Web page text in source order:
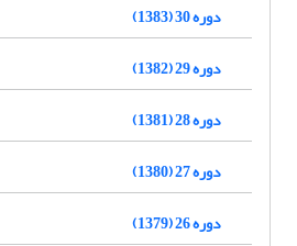
دوره 30 (1383)
دوره 29 (1382)
دوره 28 (1381)
دوره 27 (1380)
دوره 26 (1379)